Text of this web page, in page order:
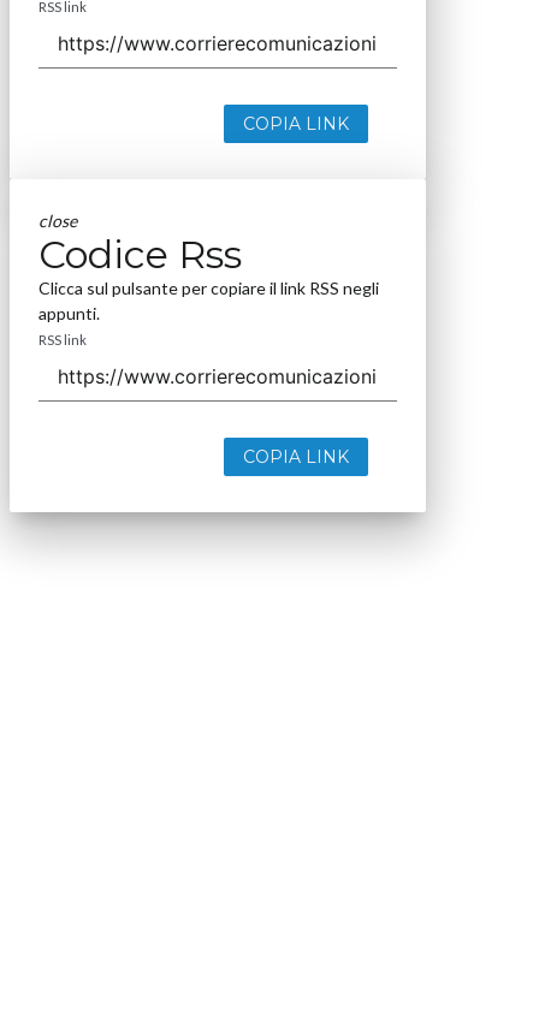
RSS link
COPIA LINK
close
Codice Rss
Clicca sul pulsante per copiare il link RSS negli
appunti.
RSS link
COPIA LINK